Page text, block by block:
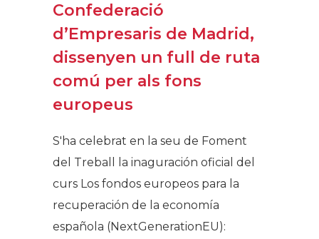
Confederació
d’Empresaris de Madrid,
dissenyen un full de ruta
comú per als fons
europeus
S'ha celebrat en la seu de Foment
del Treball la inaguración oficial del
curs Los fondos europeos para la
recuperación de la economía
española (NextGenerationEU):